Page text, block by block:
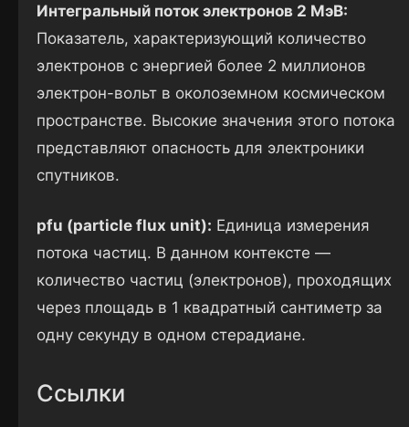
Интегральный поток электронов 2 МэВ:
Показатель, характеризующий количество
электронов с энергией более 2 миллионов
электрон-вольт в околоземном космическом
пространстве. Высокие значения этого потока
представляют опасность для электроники
спутников.
pfu (particle flux unit): Единица измерения
потока частиц. В данном контексте —
количество частиц (электронов), проходящих
через площадь в 1 квадратный сантиметр за
одну секунду в одном стерадиане.
Ссылки